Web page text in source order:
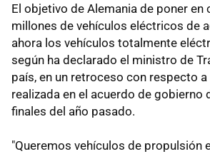
El objetivo de Alemania de poner en
millones de vehículos eléctricos de
ahora los vehículos totalmente
según ha declarado el ministro de
país, en un retroceso con respecto
realizada en el acuerdo de gobierno
finales del año pasado.
"Queremos vehículos de propulsión